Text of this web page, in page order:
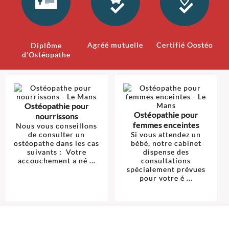
Diplôme
d'Ostéopathe
Agréé mutuelle Certifié Oostéo
Ostéopathie pour
nourrissons
Nous vous conseillons
de consulter un
ostéopathe dans les cas
suivants : Votre
accouchement a né ...
Ostéopathie pour
femmes enceintes
Si vous attendez un
bébé, notre cabinet
dispense des
consultations
spécialement prévues
pour votre é ...